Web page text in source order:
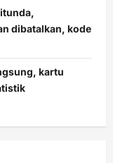
dibatalkan, kode
kartu